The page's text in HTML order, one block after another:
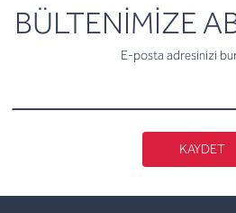
BÜLTENİMİZE
E-posta adresinizi
KAYDET